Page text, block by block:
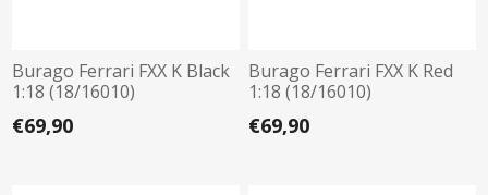
Burago Ferrari FXX K Black
1:18 (18/16010)
€69,90
Burago Ferrari FXX K Red
1:18 (18/16010)
€69,90